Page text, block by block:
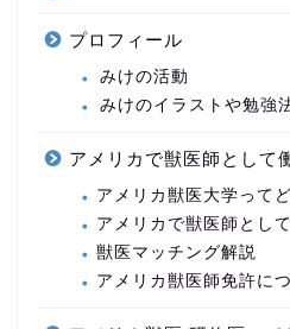
プロフィール
みけの活動
みけのイラストや勉強
アメリカで獣医師として
アメリカ獣医大学って
アメリカで獣医師とし
獣医マッチング解説
アメリカ獣医師免許に